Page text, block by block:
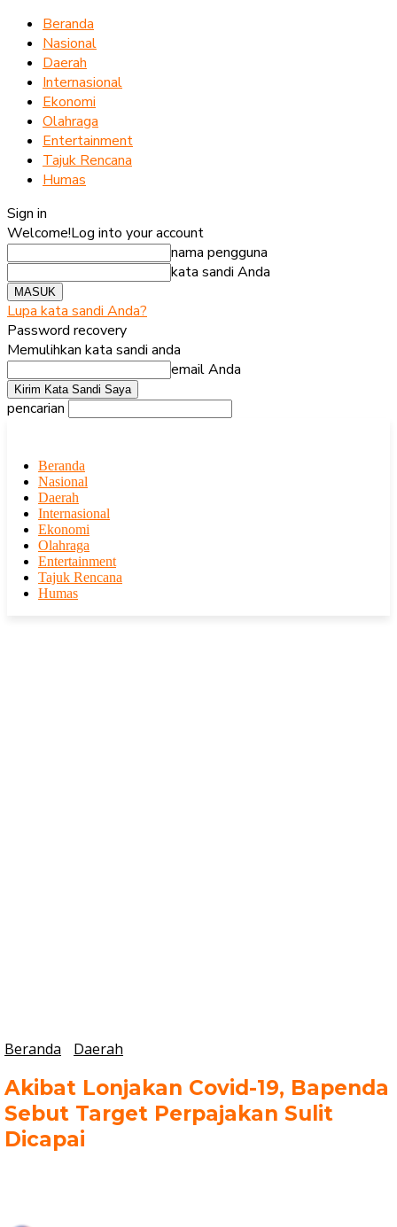
Beranda
Nasional
Daerah
Internasional
Ekonomi
Olahraga
Entertainment
Tajuk Rencana
Humas
Sign in
Welcome!Log into your account
nama pengguna
kata sandi Anda
Lupa kata sandi Anda?
Password recovery
Memulihkan kata sandi anda
email Anda
pencarian
Beranda
Nasional
Daerah
Internasional
Ekonomi
Olahraga
Entertainment
Tajuk Rencana
Humas
Beranda Daerah
Akibat Lonjakan Covid-19, Bapenda
Sebut Target Perpajakan Sulit
Dicapai